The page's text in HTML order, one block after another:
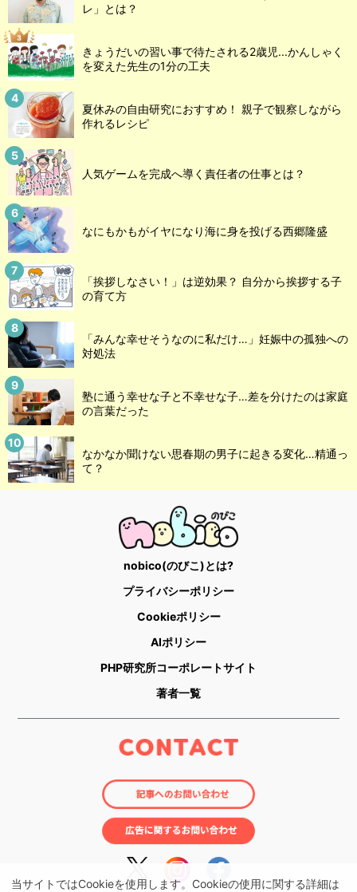
当サイトではCookieを使用します。Cookieの使用に関する詳細は
レ」とは？
きょうだいの習い事で待たされる2歳児...かんしゃく
を変えた先生の1分の工夫
夏休みの自由研究におすすめ！ 親子で観察しながら
作れるレシピ
人気ゲームを完成へ導く責任者の仕事とは？
なにもかもがイヤになり海に身を投げる西郷隆盛
「挨拶しなさい！」は逆効果？ 自分から挨拶する子
の育て方
「みんな幸せそうなのに私だけ…」妊娠中の孤独への
対処法
塾に通う幸せな子と不幸せな子…差を分けたのは家庭
の言葉だった
なかなか聞けない思春期の男子に起きる変化…精通っ
て？
nobico(のびこ)とは?
プライバシーポリシー
Cookieポリシー
AIポリシー
PHP研究所コーポレートサイト
著者一覧